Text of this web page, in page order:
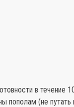
в течение
(не путать